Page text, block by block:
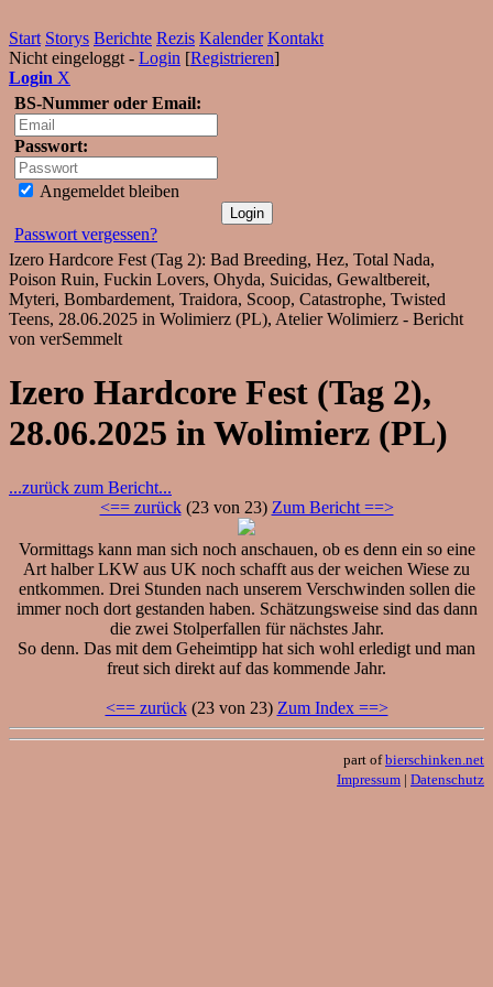
Start Storys Berichte Rezis Kalender Kontakt
Nicht eingeloggt - Login [Registrieren]
Login X
BS-Nummer oder Email:
Passwort:
Angemeldet bleiben
Passwort vergessen?
Izero Hardcore Fest (Tag 2): Bad Breeding, Hez, Total Nada,
Poison Ruin, Fuckin Lovers, Ohyda, Suicidas, Gewaltbereit,
Myteri, Bombardement, Traidora, Scoop, Catastrophe, Twisted
Teens, 28.06.2025 in Wolimierz (PL), Atelier Wolimierz - Bericht
von verSemmelt
Izero Hardcore Fest (Tag 2),
28.06.2025 in Wolimierz (PL)
...zurück zum Bericht...
<== zurück(23 von 23) Zum Bericht ==>
Vormittags kann man sich noch anschauen, ob es denn ein so eine
Art halber LKW aus UK noch schafft aus der weichen Wiese zu
entkommen. Drei Stunden nach unserem Verschwinden sollen die
immer noch dort gestanden haben. Schätzungsweise sind das dann
die zwei Stolperfallen für nächstes Jahr.
So denn. Das mit dem Geheimtipp hat sich wohl erledigt und man
freut sich direkt auf das kommende Jahr.
<== zurück(23 von 23) Zum Index ==>
part ofbierschinken.net
Impressum | Datenschutz